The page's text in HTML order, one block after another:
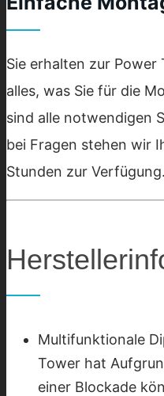
Sie erhalten zur
alles, was Sie für die
sind alle notwendigen
bei Fragen stehen wir
Stunden zur Verfügung.
Multifunktionale
Tower hat
einer Blockade